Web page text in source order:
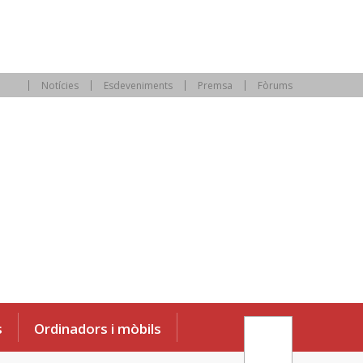
Notícies Esdeveniments Premsa Fòrums
Ordinadors i mòbils